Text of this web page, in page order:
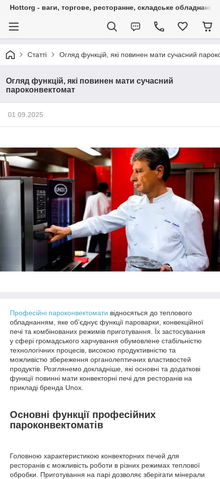
Hottorg - ваги, торгове, ресторанне, складське обладнання
Статті Огляд функцій, які повинен мати сучасний
Огляд функцій, які повинен мати сучасний
пароконвектомат
01.09.2025
Професійні пароконвектомати відносяться до теплового
обладнанням, яке об’єднує функції пароварки, конвекційної
печі та комбінованих режимів приготування. Їх застосування
у сфері громадського харчування обумовлене стабільністю
технологічних процесів, високою продуктивністю та
можливістю збереження органолептичних властивостей
продуктів. Розглянемо докладніше, які основні та додаткові
функції повинні мати конвекторні печі для ресторанів на
прикладі бренда Unox.
Основні функції професійних
пароконвектоматів
Головною характеристикою конвекторних печей для
ресторанів є можливість роботи в різних режимах теплової
обробки. Приготування на парі дозволяє зберігати мінерали